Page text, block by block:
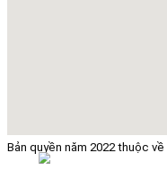
Bản quyền năm 2022 thuộc